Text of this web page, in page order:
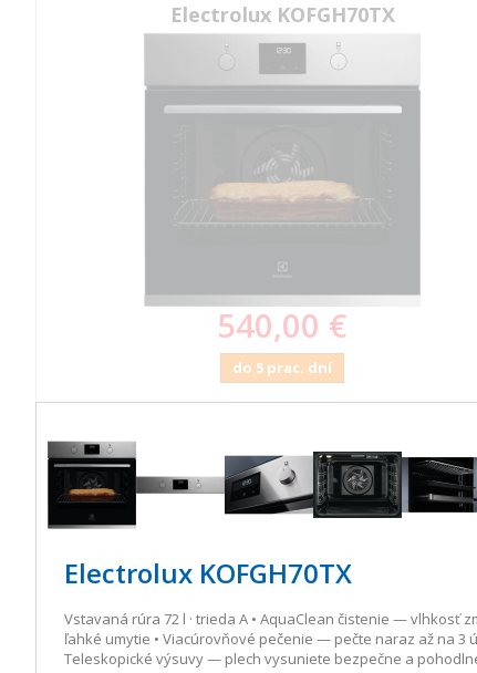
Electrolux KOFGH70TX
540,00 €
do 5 prac. dní
Electrolux KOFGH70TX
Vstavaná rúra 72 l · trieda A • AquaClean čistenie — vlhkosť
ľahké umytie • Viacúrovňové pečenie — pečte naraz až na 3
Teleskopické výsuvy — plech vysuniete bezpečne a